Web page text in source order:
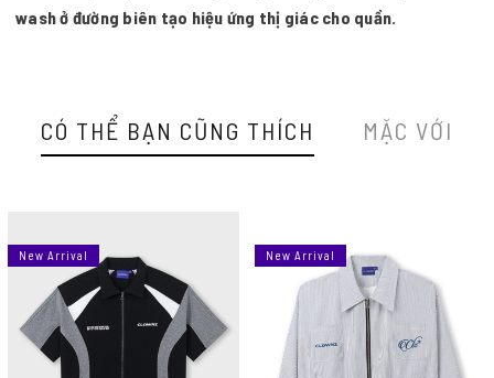
wash ở đường biên tạo hiệu ứng thị giác cho quần.
CÓ THỂ BẠN CŨNG THÍCH MẶC VỚI
New Arrival New Arrival